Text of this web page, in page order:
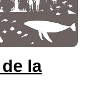
la